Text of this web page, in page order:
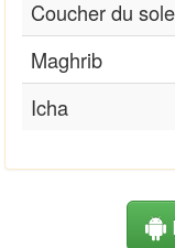
Coucher du
Maghrib
Icha